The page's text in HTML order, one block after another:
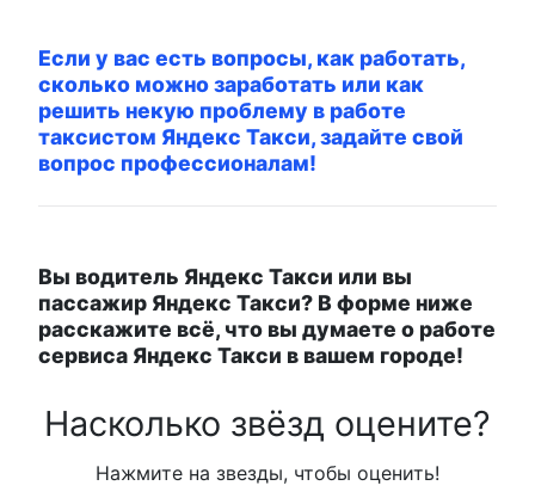
Если у вас есть вопросы, как работать,
сколько можно заработать или как
решить некую проблему в работе
таксистом Яндекс Такси, задайте свой
вопрос профессионалам!
Вы водитель Яндекс Такси или вы
пассажир Яндекс Такси? В форме ниже
расскажите всё, что вы думаете о работе
сервиса Яндекс Такси в вашем городе!
Насколько звёзд оцените?
Нажмите на звезды, чтобы оценить!